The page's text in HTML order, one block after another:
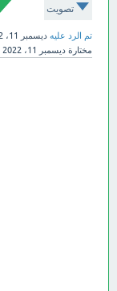
تصويت
تم الرد عليه ديسمبر 11، 2022
مختارة ديسمبر 11، 2022